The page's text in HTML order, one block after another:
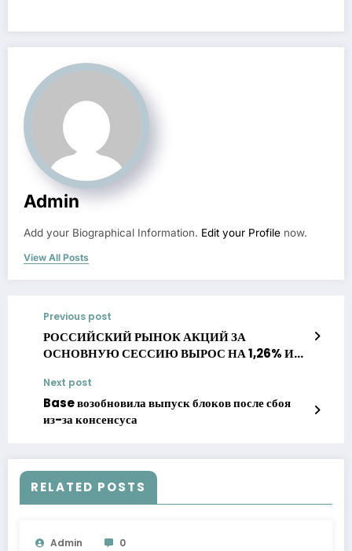
Admin
Add your Biographical Information. Edit your Profile now.
View All Posts
Previous post
РОССИЙСКИЙ РЫНОК АКЦИЙ ЗА
ОСНОВНУЮ СЕССИЮ ВЫРОС НА 1,26% И
ДАННЫЕ МОСКОВСКОЙ БИРЖИ
Next post
Base возобновила выпуск блоков после сбоя
из-за консенсуса
RELATED POSTS
Admin 0